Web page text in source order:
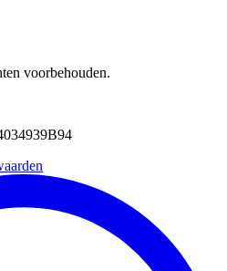
voorbehouden.